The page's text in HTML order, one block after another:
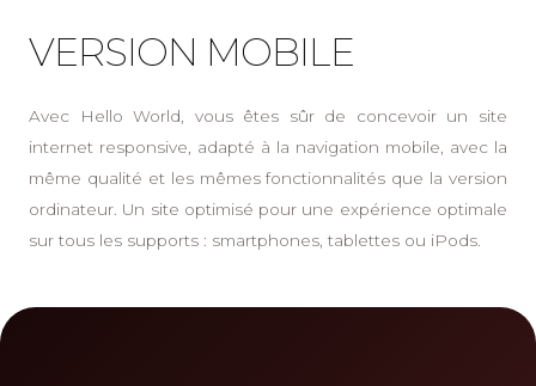
VERSION MOBILE
Avec Hello World, vous êtes sûr de concevoir un site
internet responsive, adapté à la navigation mobile, avec la
même qualité et les mêmes fonctionnalités que la version
ordinateur. Un site optimisé pour une expérience optimale
sur tous les supports : smartphones, tablettes ou iPods.